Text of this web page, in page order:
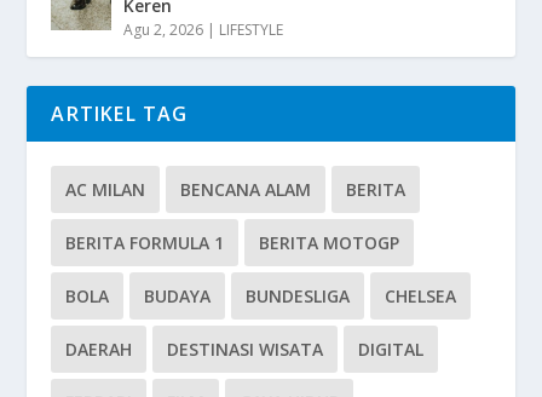
Keren
Agu 2, 2026 | LIFESTYLE
ARTIKEL TAG
AC MILAN BENCANA ALAM BERITA
BERITA FORMULA 1 BERITA MOTOGP
BOLA BUDAYA BUNDESLIGA CHELSEA
DAERAH DESTINASI WISATA DIGITAL